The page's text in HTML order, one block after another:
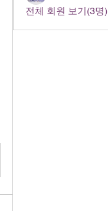
전체 회원 보기(3명)